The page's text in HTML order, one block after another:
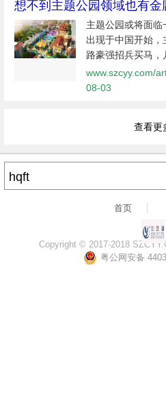
想不到主题公园领域也有金
主题公园或将面临一场鏖战！
出现于中国开始
路豪强招兵买马，
乃至细分到文旅产
主题公园也逐渐形
www.szcyy.com/
08-03
查看更
首页
Copyright © 2017-2018
粤公网安备